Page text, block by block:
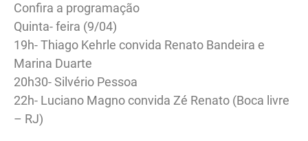
Confira a programação
Quinta- feira (9/04)
19h- Thiago Kehrle convida Renato Bandeira e
Marina Duarte
20h30- Silvério Pessoa
22h- Luciano Magno convida Zé Renato (Boca livre
– RJ)